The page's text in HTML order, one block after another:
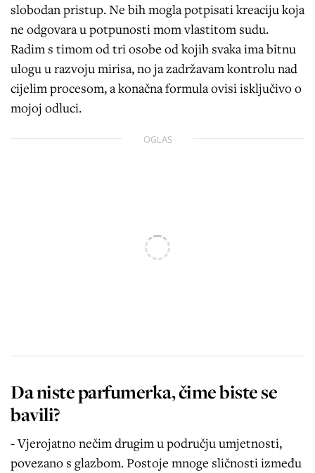
slobodan pristup. Ne bih mogla potpisati kreaciju koja
ne odgovara u potpunosti mom vlastitom sudu.
Radim s timom od tri osobe od kojih svaka ima bitnu
ulogu u razvoju mirisa, no ja zadržavam kontrolu nad
cijelim procesom, a konačna formula ovisi isključivo o
mojoj odluci.
OGLAS
Da niste parfumerka, čime biste se
bavili?
- Vjerojatno nečim drugim u području umjetnosti,
povezano s glazbom. Postoje mnoge sličnosti između